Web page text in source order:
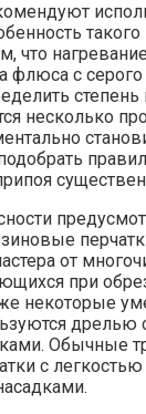
такого
что
флюса с
степень
несколько
от
при
некоторые
Обычные
с